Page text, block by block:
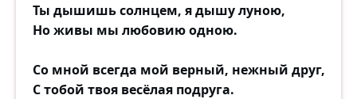
Ты дышишь солнцем, я дышу луною,
Но живы мы любовию одною.
Со мной всегда мой верный, нежный друг,
С тобой твоя весёлая подруга.